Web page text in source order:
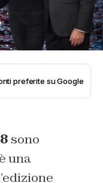
preferite su Google
sono
una